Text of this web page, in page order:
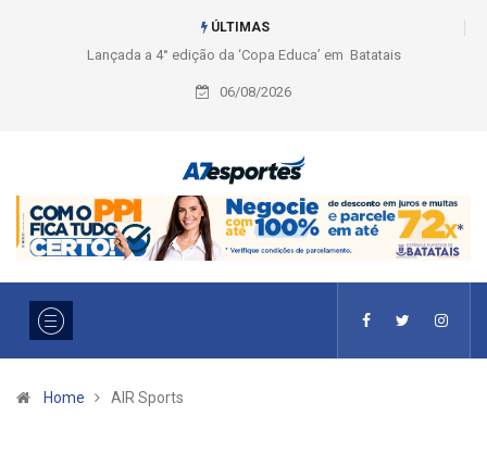
ÚLTIMAS
a 4° edição da ‘Copa Educa’ em Batatais Liga 2026: Equipes rompem
06/08/2026
Home AIR Sports